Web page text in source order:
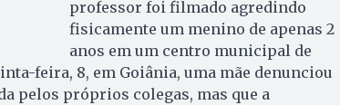
professor foi filmado agredindo
fisicamente um menino de apenas 2
anos em um centro municipal de
feira, 8, em Goiânia, uma mãe denunciou
pelos próprios colegas, mas que a